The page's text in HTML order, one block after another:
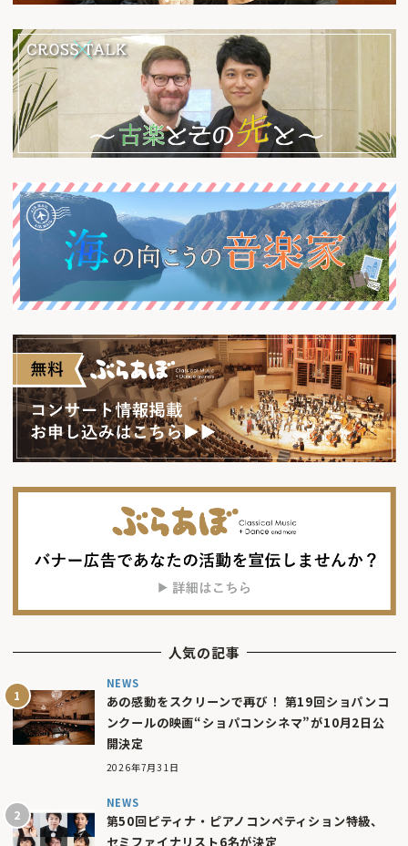
人気の記事
NEWS
あの感動をスクリーンで再び！ 第19回ショパンコ
ンクールの映画“ショパコンシネマ”が10月2日公
開決定
2026年7月31日
NEWS
第50回ピティナ・ピアノコンペティション特級、
セミファイナリスト6名が決定